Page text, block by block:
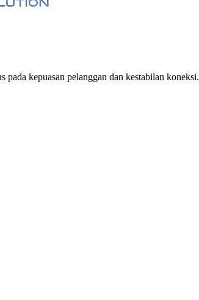
pada kepuasan pelanggan dan kestabilan koneksi.